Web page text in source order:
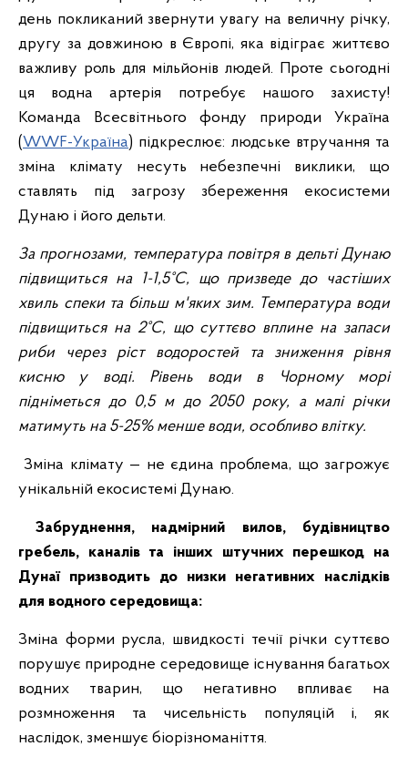
день покликаний звернути увагу на величну річку,
другу за довжиною в Європі, яка відіграє життєво
важливу роль для мільйонів людей. Проте сьогодні
ця водна артерія потребує нашого захисту!
Команда Всесвітнього фонду природи Україна
(WWF-Україна) підкреслює: людське втручання та
зміна клімату несуть небезпечні виклики, що
ставлять під загрозу збереження екосистеми
Дунаю і його дельти.
За прогнозами, температура повітря в дельті Дунаю
підвищиться на 1-1,5°C, що призведе до частіших
хвиль спеки та більш м'яких зим. Температура води
підвищиться на 2°C, що суттєво вплине на запаси
риби через ріст водоростей та зниження рівня
кисню у воді. Рівень води в Чорному морі
підніметься до 0,5 м до 2050 року, а малі річки
матимуть на 5-25% менше води, особливо влітку.
Зміна клімату — не єдина проблема, що загрожує
унікальній екосистемі Дунаю.
Забруднення, надмірний вилов, будівництво
гребель, каналів та інших штучних перешкод на
Дунаї призводить до низки негативних наслідків
для водного середовища:
Зміна форми русла, швидкості течії річки суттєво
порушує природне середовище існування багатьох
водних тварин, що негативно впливає на
розмноження та чисельність популяцій і, як
наслідок, зменшує біорізноманіття.